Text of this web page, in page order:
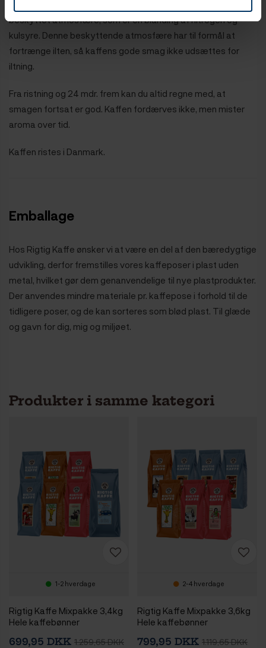
beskyttet atmosfære, som er en blanding af nitrogen og
kulsyre. Denne beskyttende atmosfære har til formål at
fortrænge ilten, så kaffens gode smag ikke udsættes for
iltning.
Fra ristning og 24 mdr. frem kan du altid regne med, at
smagen fortsat er god. Kaffen fordærves ikke, men mister
aroma over tid.
Kaffen ristes i Danmark.
Emballage
Hos Rigtig Kaffe ønsker vi at være en del af den bæredygtige
udvikling, derfor fremstilles vores kaffeposer i plast uden
metal, hvilket gør dem genanvendelige til nye plastprodukter.
Der anvendes mindre materiale pr. kaffepose i forhold til de
tidligere poser, og de kan sorteres som blød plast. Til glæde
og gavn for dig, mig og miljøet.
Produkter i samme kategori
1-2 hverdage
Rigtig Kaffe Mixpakke 3,4kg
Hele kaffebønner
699,95 DKK 1.259,65 DKK
2-4 hverdage
Rigtig Kaffe Mixpakke 3,6kg
Hele kaffebønner
799,95 DKK 1.119,65 DKK